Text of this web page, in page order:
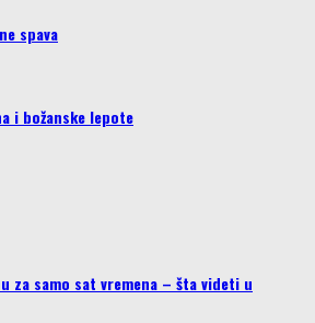
spava
i božanske lepote
za samo sat vremena – šta videti u